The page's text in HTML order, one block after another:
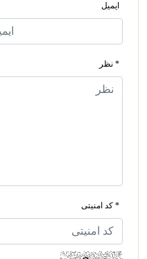
ایمیل
* نظر
* کد امنیتی